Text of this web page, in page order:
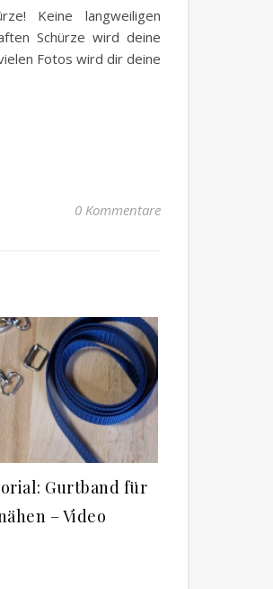
Keine langweiligen
Schürze wird deine
Fotos wird dir deine
0 Kommentare
Gurtband für
– Video